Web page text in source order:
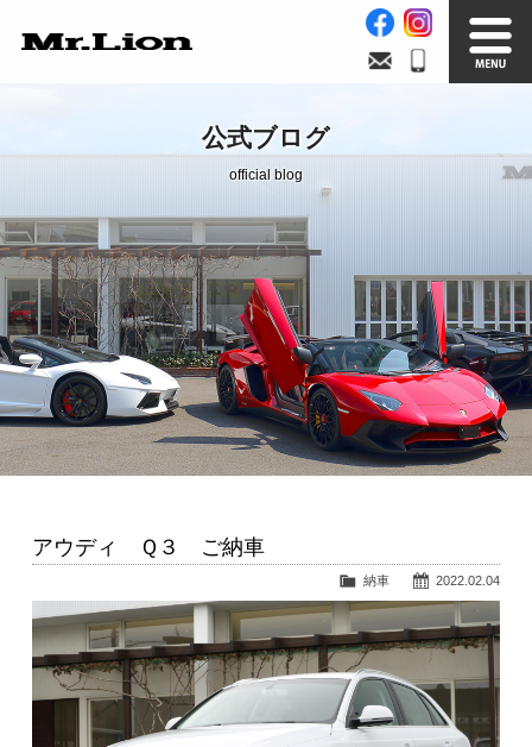
在庫車情報 買取無料査定
Factory
自社工場 サービス案内
Official Blog
公式ブログ
Company info.
会社案内
公式ブログ
official blog
アウディ Ｑ３ ご納車
2022.02.04
納車